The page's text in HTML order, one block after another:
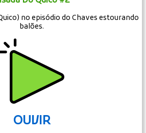
no episódio do Chaves estourando
balões.
OUVIR